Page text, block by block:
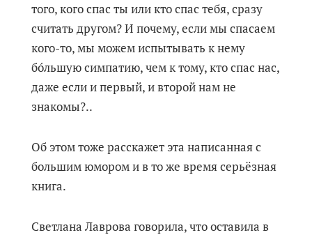
того, кого спас ты или кто спас тебя, сразу
считать другом? И почему, если мы спасаем
кого-то, мы можем испытывать к нему
бо́льшую симпатию, чем к тому, кто спас нас,
даже если и первый, и второй нам не
знакомы?..
Об этом тоже расскажет эта написанная с
большим юмором и в то же время серьёзная
книга.
Светлана Лаврова говорила, что оставила в